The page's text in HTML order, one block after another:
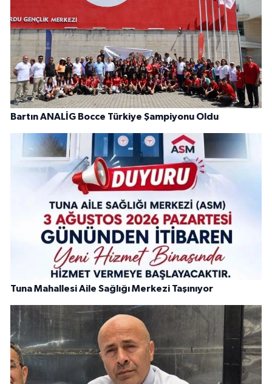
Bartın ANALİG Bocce Türkiye Şampiyonu Oldu
Tuna Mahallesi Aile Sağlığı Merkezi Taşınıyor